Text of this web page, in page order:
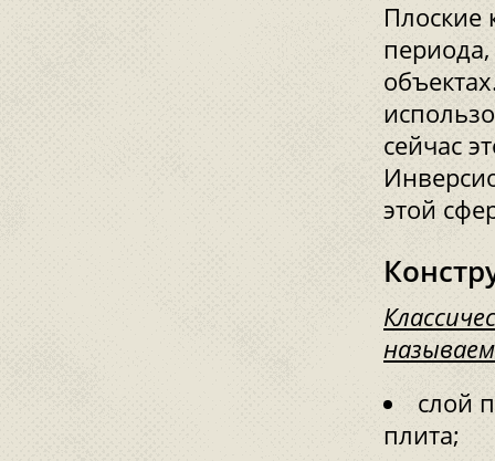
Плоские
сейчас
этой
слой
плита;